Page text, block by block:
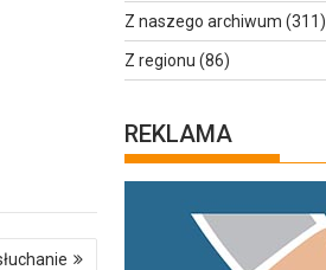
Z naszego archiwum (311)
Z regionu (86)
REKLAMA